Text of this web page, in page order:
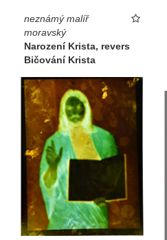
neznámý malíř
moravský
Narození Krista, revers
Bičování Krista